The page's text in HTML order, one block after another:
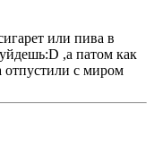
или пива в
,а патом как
отпустили с миром